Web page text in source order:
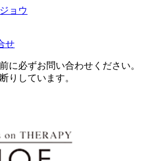
せ
に必ずお問い合わせください。
りしています。